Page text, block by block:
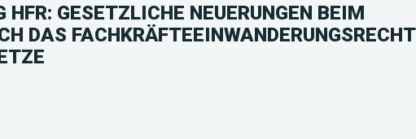
HFR: GESETZLICHE NEUERUNGEN BEIM
DAS FACHKRÄFTEEINWANDERUNGSRECHT